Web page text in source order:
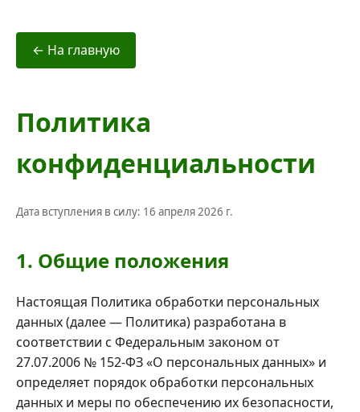
← На главную
Политика
конфиденциальности
Дата вступления в силу: 16 апреля 2026 г.
1. Общие положения
Настоящая Политика обработки персональных
данных (далее — Политика) разработана в
соответствии с Федеральным законом от
27.07.2006 № 152-ФЗ «О персональных данных» и
определяет порядок обработки персональных
данных и меры по обеспечению их безопасности,